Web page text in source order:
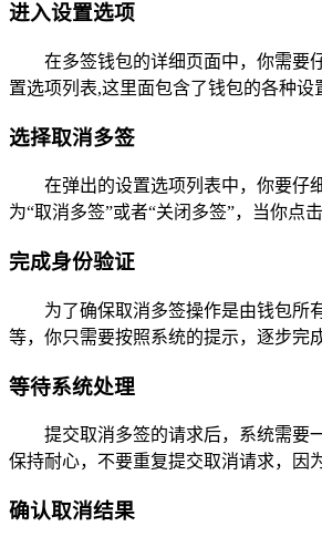
进入设置选项
在多签钱包的详细页面中，你需要
置选项列表,这里面包含了钱包的各种设
选择取消多签
在弹出的设置选项列表中，你要仔
为“取消多签”或者“关闭多签”，当你点
完成身份验证
为了确保取消多签操作是由钱包所
等，你只需要按照系统的提示，逐步完
等待系统处理
提交取消多签的请求后，系统需要
保持耐心，不要重复提交取消请求，因
确认取消结果